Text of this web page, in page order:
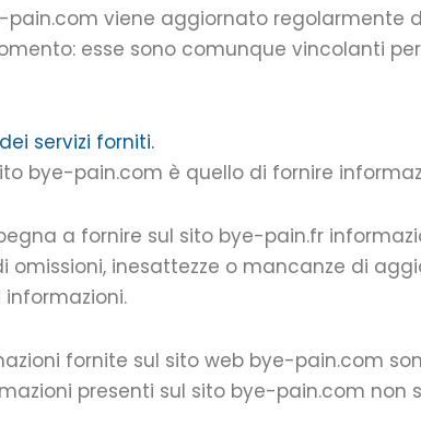
pain.com viene aggiornato regolarmente
esse sono comunque vincolanti
servizi forniti.
bye-pain.com è quello di fornire
a fornire sul sito bye-pain.fr
omissioni, inesattezze o mancanze di
fornite sul sito web bye-pain.com
presenti sul sito bye-pain.com